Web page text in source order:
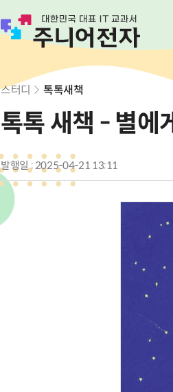
스터디 톡톡새책
톡톡 새책 - 별에게
발행일 : 2025-04-21 13:11